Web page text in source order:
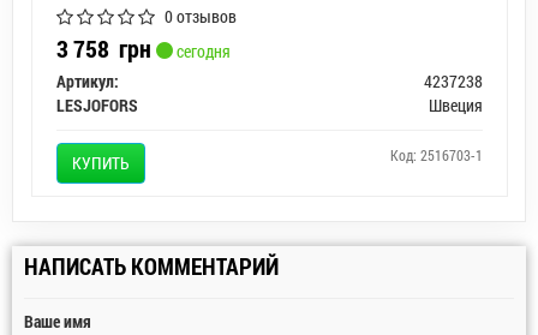
0 отзывов
3 758 грн
сегодня
Артикул:
4237238
LESJOFORS
Швеция
КУПИТЬ Код: 2516703-1
НАПИСАТЬ КОММЕНТАРИЙ
Ваше имя